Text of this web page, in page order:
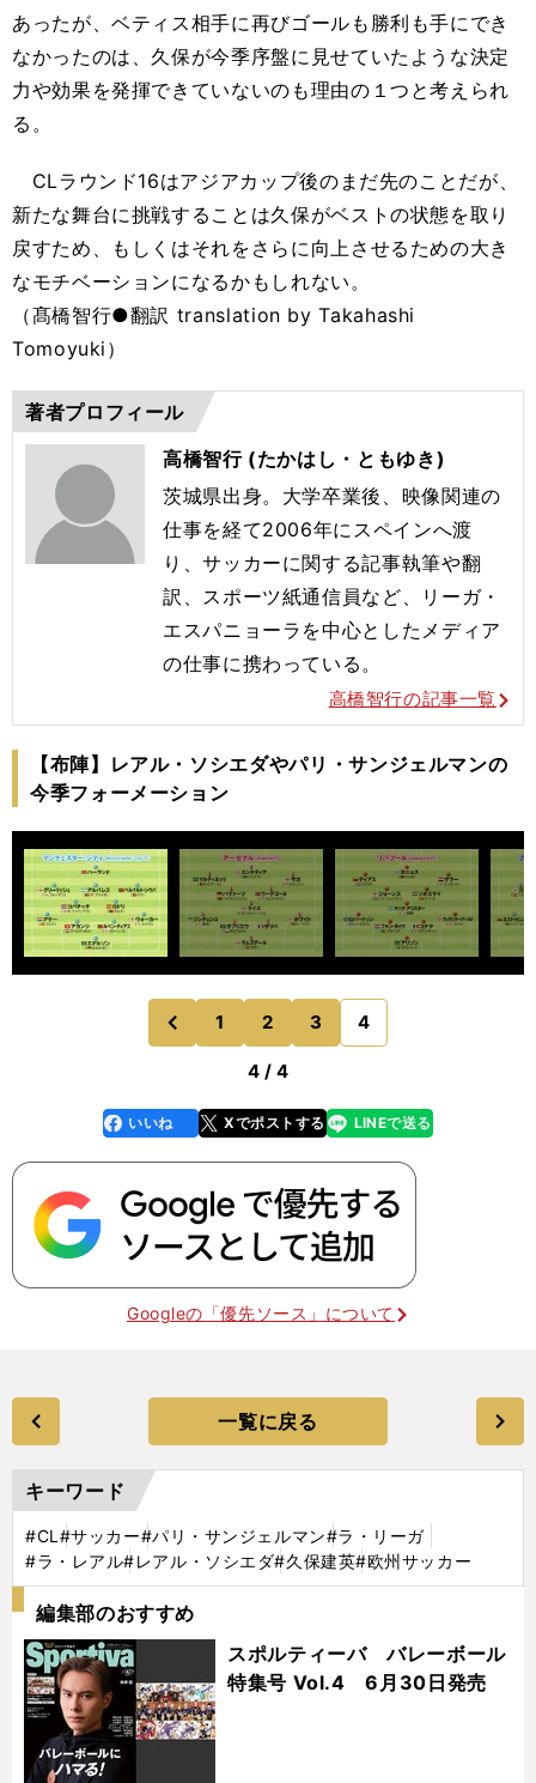
あったが、ベティス相手に再びゴールも勝利も手にでき
なかったのは、久保が今季序盤に見せていたような決定
力や効果を発揮できていないのも理由の１つと考えられ
る。
CLラウンド16はアジアカップ後のまだ先のことだが、
新たな舞台に挑戦することは久保がベストの状態を取り
戻すため、もしくはそれをさらに向上させるための大き
なモチベーションになるかもしれない。
（髙橋智行●翻訳 translation by Takahashi
Tomoyuki）
著者プロフィール
高橋智行 (たかはし・ともゆき)
茨城県出身。大学卒業後、映像関連の
仕事を経て2006年にスペインへ渡
り、サッカーに関する記事執筆や翻
訳、スポーツ紙通信員など、リーガ・
エスパニョーラを中心としたメディア
の仕事に携わっている。
高橋智行の記事一覧
【布陣】レアル・ソシエダやパリ・サンジェルマンの
今季フォーメーション
前
のページへ
1 2 3 4
4 / 4
faceboo
k
いいね Xでポストする
line LINEで送る
Googleの「優先ソース」について
一覧に戻る
キーワード
#CL #サッカー#パリ・サンジェルマン#ラ・リーガ
#ラ・レアル#レアル・ソシエダ#久保建英#欧州サッカー
編集部のおすすめ
スポルティーバ バレーボール
特集号 Vol.4 6月30日発売